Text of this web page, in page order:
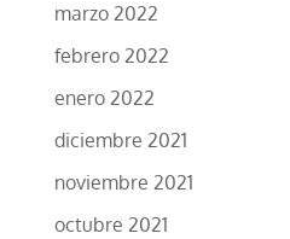
marzo 2022
febrero 2022
enero 2022
diciembre 2021
noviembre 2021
octubre 2021